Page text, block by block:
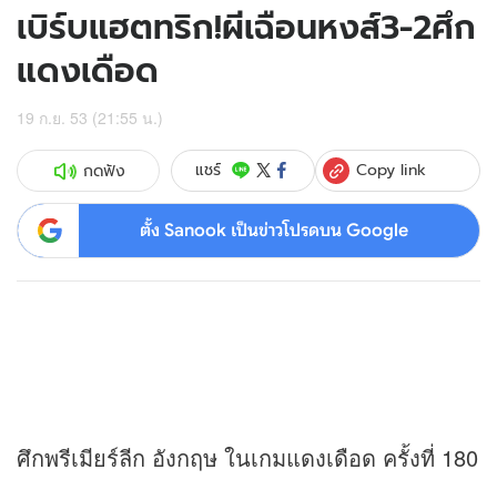
เบิร์บแฮตทริก!ผีเฉือนหงส์3-2ศึก
แดงเดือด
19 ก.ย. 53 (21:55 น.)
กดฟัง แชร์ Copy link
ตั้ง Sanook เป็นข่าวโปรดบน Google
ศึกพรีเมียร์ลีก อังกฤษ ในเกมแดงเดือด ครั้งที่ 180